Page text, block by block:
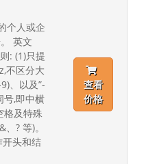
个人或企
英文
: (1)只提
不区分大
、以及”-
号,即中横
格及特殊
? 等)。
开头和结
查看
价格